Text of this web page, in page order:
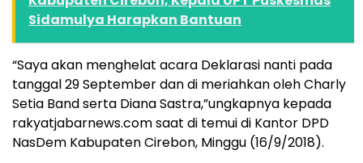
Sidamulya Harapkan Bantuan
“Saya akan menghelat acara Deklarasi nanti pada
tanggal 29 September dan di meriahkan oleh Charly
Setia Band serta Diana Sastra,”ungkapnya kepada
rakyatjabarnews.com saat di temui di Kantor DPD
NasDem Kabupaten Cirebon, Minggu (16/9/2018).